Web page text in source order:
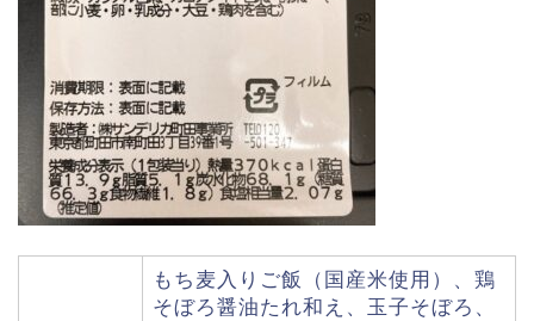
もち麦入りご飯（国産米使用）、鶏
そぼろ醤油たれ和え、玉子そぼろ、